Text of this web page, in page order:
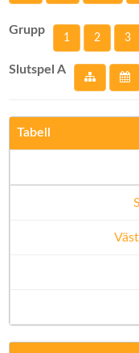
Grupp
1 2 3
Slutspel A
Tabell